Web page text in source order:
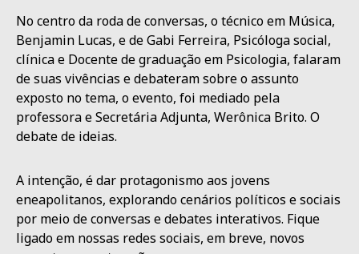
No centro da roda de conversas, o técnico em Música,
Benjamin Lucas, e de Gabi Ferreira, Psicóloga social,
clínica e Docente de graduação em Psicologia, falaram
de suas vivências e debateram sobre o assunto
exposto no tema, o evento, foi mediado pela
professora e Secretária Adjunta, Werônica Brito. O
debate de ideias.
A intenção, é dar protagonismo aos jovens
eneapolitanos, explorando cenários políticos e sociais
por meio de conversas e debates interativos. Fique
ligado em nossas redes sociais, em breve, novos